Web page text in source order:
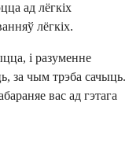
ад лёгкіх
лёгкіх.
і разуменне
за чым трэба сачыць.
вас ад гэтага